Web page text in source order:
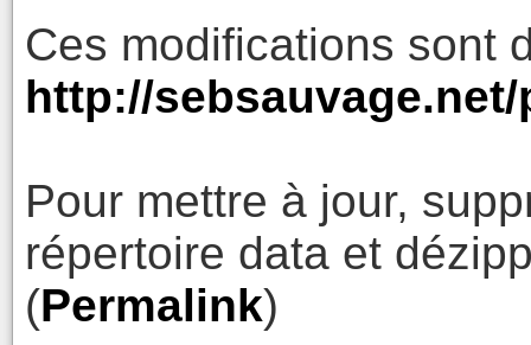
Ces modifications sont
http://sebsauvage.net/
Pour mettre à jour,
répertoire data et
(Permalink)